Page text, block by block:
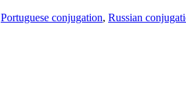
Portuguese conjugation, Russian